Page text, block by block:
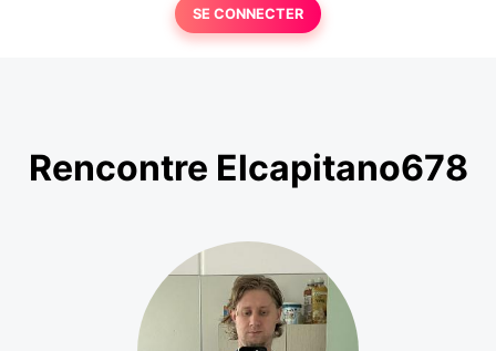
SE CONNECTER
Rencontre Elcapitano678